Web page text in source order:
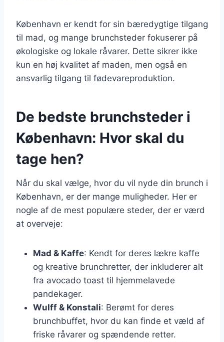
København er kendt for sin bæredygtige tilgang
til mad, og mange brunchsteder fokuserer på
økologiske og lokale råvarer. Dette sikrer ikke
kun en høj kvalitet af maden, men også en
ansvarlig tilgang til fødevareproduktion.
De bedste brunchsteder i
København: Hvor skal du
tage hen?
Når du skal vælge, hvor du vil nyde din brunch i
København, er der mange muligheder. Her er
nogle af de mest populære steder, der er værd
at overveje:
Mad & Kaffe: Kendt for deres lækre kaffe
og kreative brunchretter, der inkluderer alt
fra avocado toast til hjemmelavede
pandekager.
Wulff & Konstali: Berømt for deres
brunchbuffet, hvor du kan finde et væld af
friske råvarer og spændende retter.